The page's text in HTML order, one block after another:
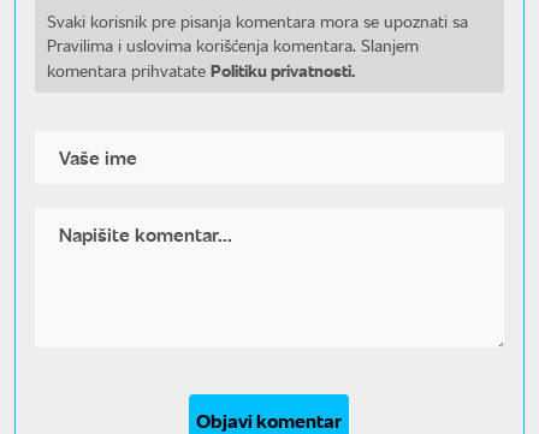
Svaki korisnik pre pisanja komentara mora se upoznati sa
Pravilima i uslovima korišćenja komentara. Slanjem
komentara prihvatate Politiku privatnosti.
Objavi komentar